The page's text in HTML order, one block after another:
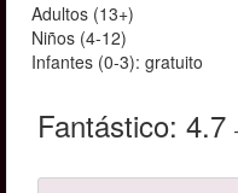
Adultos (13+)
Niños (4-12)
Infantes (0-3): gratuito
Fantástico: 4.7